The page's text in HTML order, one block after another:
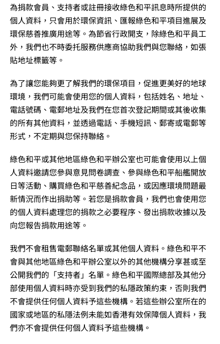
為捐款會員、支持者或註冊接收綠色和平訊息時所提供的
個人資料，只會用於環保資訊、匯報綠色和平項目進展及
環保慈善推廣用途等。為節省行政開支，除綠色和平員工
外，我們也不時委托服務供應商協助我們與您聯絡，如張
貼地址標籤等。
為了讓您能夠更了解我們的環保項目，促進更美好的地球
環境，我們可能會使用您的個人資料，包括姓名、地址、
電話號碼、電郵地址及我們在您首次登記期間或其後收集
的所有其他資料，並透過電話、手機短訊、郵寄或電郵等
形式，不定期與您保持聯絡。
綠色和平或其他地區綠色和平辦公室也可能會使用以上個
人資料邀請您參與意見問卷調查、參與綠色和平船艦開放
日等活動、購買綠色和平慈善紀念品，或因應環境問題最
新情況而作出捐助等。若您是捐款會員，我們也會使用您
的個人資料處理您的捐款之必要程序、發出捐款收據以及
向您報告捐款用途等。
我們不會租售電郵聯絡名單或其他個人資料。綠色和平不
會與其他地區綠色和平辦公室以外的其他機構分享甚或至
公開我們的「支持者」名單。綠色和平國際總部及其他分
部使用個人資料時亦受到我們的私隱政策約束，否則我們
不會提供任何個人資料予這些機構。若這些辦公室所在的
國家或地區的私隱法例未能如香港有效保障個人資料，我
們亦不會提供任何個人資料予這些機構。